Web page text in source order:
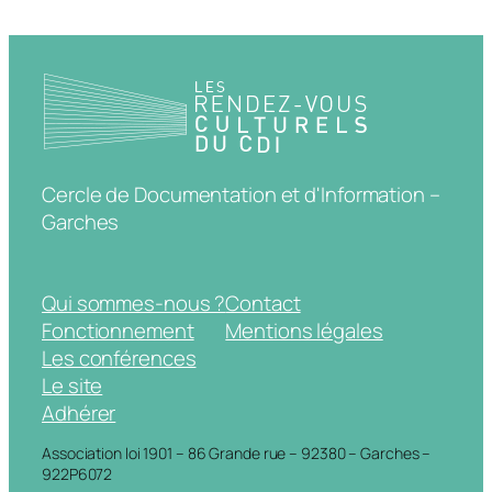
Cercle de Documentation et d'Information –
Garches
Qui sommes-nous ?
Fonctionnement
Les conférences
Le site
Adhérer
Contact
Mentions légales
Association loi 1901 – 86 Grande rue – 92380 – Garches –
922P6072